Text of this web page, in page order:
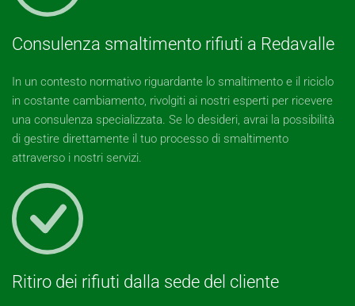
Consulenza smaltimento rifiuti a Redavalle
In un contesto normativo riguardante lo smaltimento e il riciclo
in costante cambiamento, rivolgiti ai nostri esperti per ricevere
una consulenza specializzata. Se lo desideri, avrai la possibilità
di gestire direttamente il tuo processo di smaltimento
attraverso i nostri servizi.
Ritiro dei rifiuti dalla sede del cliente